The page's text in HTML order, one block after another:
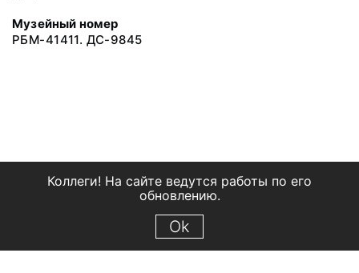
Музейный номер
РБМ-41411. ДС-9845
Коллеги! На сайте ведутся работы по его
обновлению.
Ok